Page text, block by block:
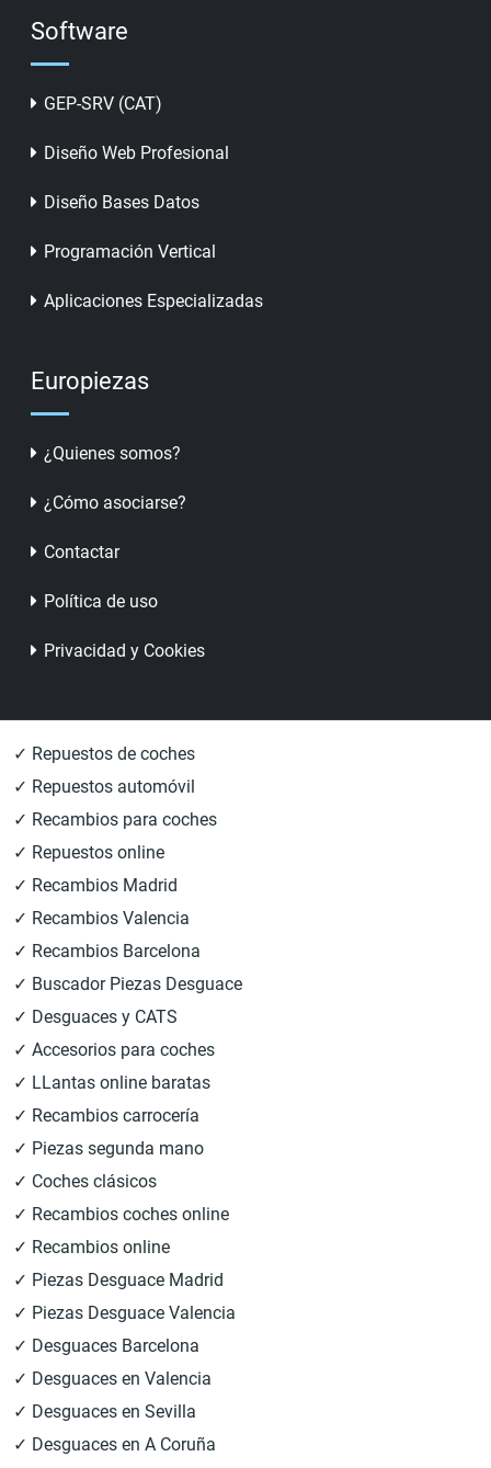
Software
GEP-SRV (CAT)
Diseño Web Profesional
Diseño Bases Datos
Programación Vertical
Aplicaciones Especializadas
Europiezas
¿Quienes somos?
¿Cómo asociarse?
Contactar
Política de uso
Privacidad y Cookies
✓ Repuestos de coches
✓ Repuestos automóvil
✓ Recambios para coches
✓ Repuestos online
✓ Recambios Madrid
✓ Recambios Valencia
✓ Recambios Barcelona
✓ Buscador Piezas Desguace
✓ Desguaces y CATS
✓ Accesorios para coches
✓ LLantas online baratas
✓ Recambios carrocería
✓ Piezas segunda mano
✓ Coches clásicos
✓ Recambios coches online
✓ Recambios online
✓ Piezas Desguace Madrid
✓ Piezas Desguace Valencia
✓ Desguaces Barcelona
✓ Desguaces en Valencia
✓ Desguaces en Sevilla
✓ Desguaces en A Coruña